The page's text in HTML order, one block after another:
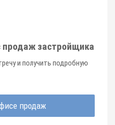
продаж застройщика
и получить подробную
продаж